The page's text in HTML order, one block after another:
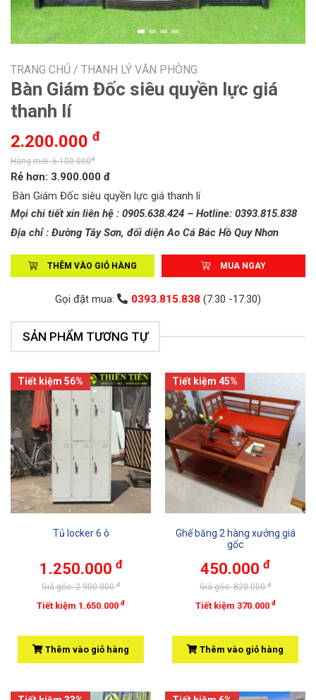
TRANG CHỦ / THANH LÝ VĂN PHÒNG
Bàn Giám Đốc siêu quyền lực giá
thanh lí
2.200.000 đ
Hàng mới: 6.100.000đ
Rẻ hơn: 3.900.000 đ
Bàn Giám Đốc siêu quyền lực giá thanh lí
Mọi chi tiết xin liên hệ : 0905.638.424 – Hotline: 0393.815.838
Địa chỉ : Đường Tây Sơn, đối diện Ao Cá Bác Hồ Quy Nhơn
THÊM VÀO GIỎ HÀNG MUA NGAY
Gọi đặt mua: 0393.815.838 (7:30 -17:30)
SẢN PHẨM TƯƠNG TỰ
Tiết kiệm 56%
Tủ locker 6 ô
1.250.000 đ
Giá gốc: 2.900.000đ
Tiết kiệm 1.650.000 đ
Thêm vào giỏ hàng
Tiết kiệm 45%
Ghế băng 2 hàng xưởng giá
gốc
450.000 đ
Giá gốc: 820.000đ
Tiết kiệm 370.000 đ
Thêm vào giỏ hàng